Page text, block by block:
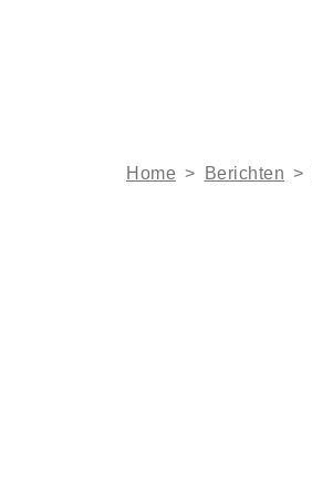
Home > Berichten >